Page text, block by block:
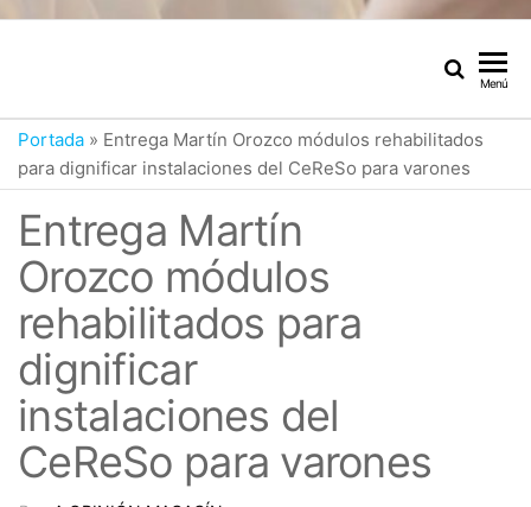
Menú
Portada » Entrega Martín Orozco módulos rehabilitados
para dignificar instalaciones del CeReSo para varones
Entrega Martín
Orozco módulos
rehabilitados para
dignificar
instalaciones del
CeReSo para varones